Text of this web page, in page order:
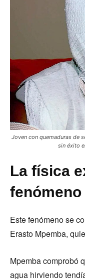
Joven con quemaduras de
sin éxito
La física
fenómeno
Este fenómeno se
Erasto Mpemba,
Mpemba comprobó
agua hirviendo